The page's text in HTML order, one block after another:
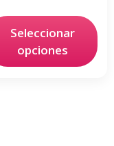
Seleccionar
opciones